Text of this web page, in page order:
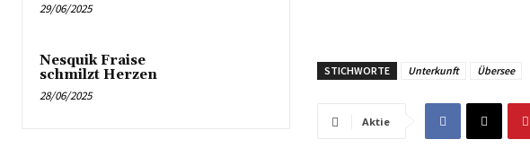
29/06/2025
Nesquik Fraise
schmilzt Herzen
28/06/2025
STICHWORTE Unterkunft Übersee
Aktie